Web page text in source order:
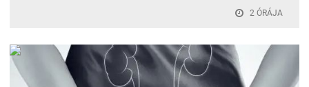
2 ÓRÁJA